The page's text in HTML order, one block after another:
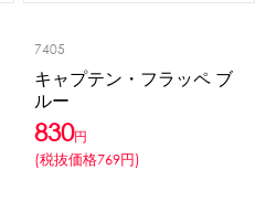
7405
キャプテン・フラッペ ブ
ルー
830円
(税抜価格769円)